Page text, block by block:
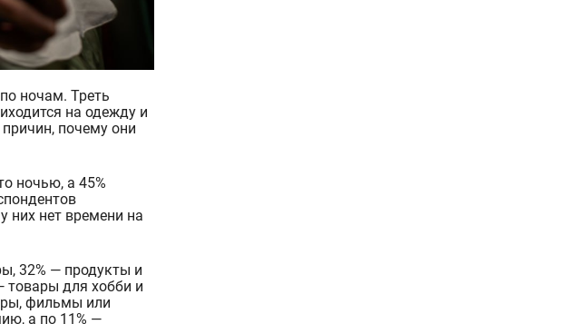
на одежду и
почему они
ночью, а 45%
них нет времени на
32% — продукты и
товары для хобби и
фильмы или
а по 11% —